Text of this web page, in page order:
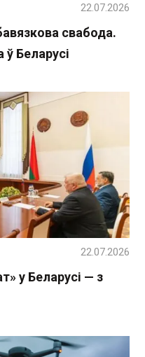
свабода.
Беларусі
22.07.2026
у Беларусі — з
22.07.2026